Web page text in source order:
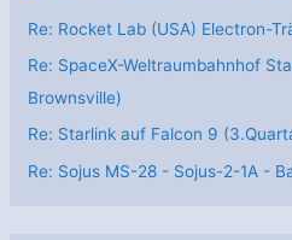
Re: Rocket Lab (USA) Electron-
Re: SpaceX-Weltraumbahnhof
Brownsville)
Re: Starlink auf Falcon 9
Re: Sojus MS-28 - Sojus-2-1А -